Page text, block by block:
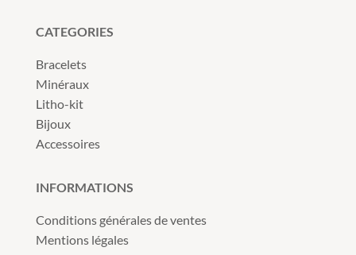
CATEGORIES
Bracelets
Minéraux
Litho-kit
Bijoux
Accessoires
INFORMATIONS
Conditions générales de ventes
Mentions légales